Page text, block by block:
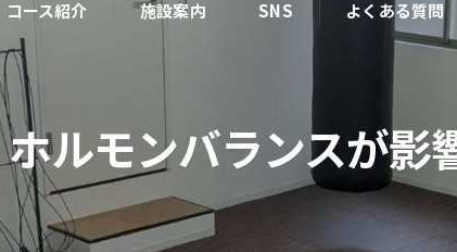
コース紹介
パーソナルコース
初めての方へ
施設案内 SNS よくある質問
ホルモンバランスが影